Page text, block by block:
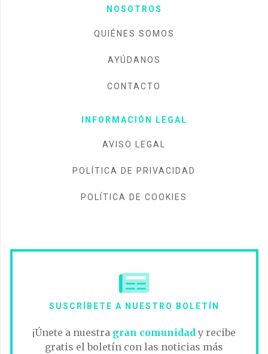
NOSOTROS
QUIÉNES SOMOS
AYÚDANOS
CONTACTO
INFORMACIÓN LEGAL
AVISO LEGAL
POLÍTICA DE PRIVACIDAD
POLÍTICA DE COOKIES
SUSCRÍBETE A NUESTRO BOLETÍN
¡Únete a nuestra gran comunidady recibe
gratis el boletín con las noticias más